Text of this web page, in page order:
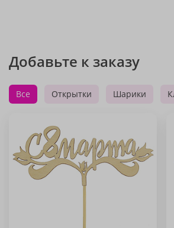
Добавьте к заказу
Все Открытки Шарики